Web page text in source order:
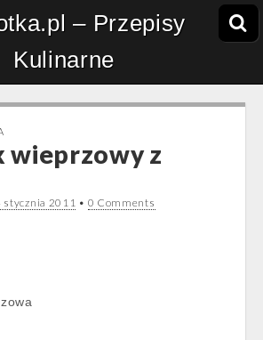
– Przepisy
Kulinarne
wieprzowy z
stycznia 2011 • 0 Comments